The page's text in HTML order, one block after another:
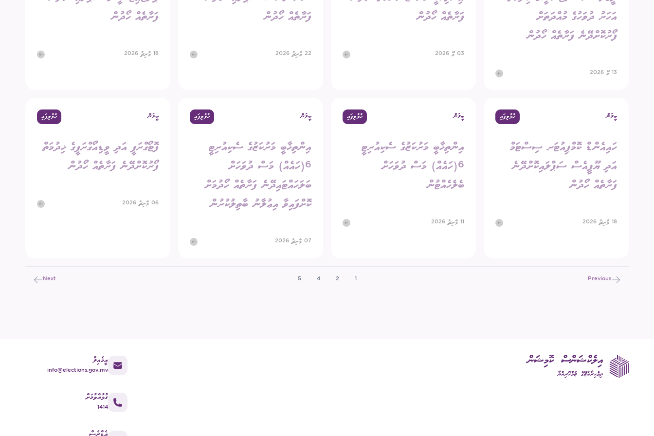
އަހަރު ދުވަހުގެ މުއްދަތަށް
ފޯރުކޮށްދޭނެ ފަރާތެއް ހޯދުން
13 މޭ 2026
ފަރާތެއް ހޯދުން
03 މޭ 2026
ފަރާތެއް ހޯދުން
22 މާރިޗު 2026
ފަރާތެއް ހޯދުން
18 މާރިޗު 2026
ބީލަން ހުޅުވިފައި
ހައިއެންޑް ކޮމްޕިއުޓަރ ސިސްޓަމް
އަދި ޔޫޕީއެސް ސަޕްލައިކޮށްދޭނެ
ފަރާތެއް ހޯދުން
18 މާރިޗު 2026
ބީލަން ހުޅުވިފައި
އިންތިޚާބީ މަރުކަޒުގެ ސެކިއުރިޓީ
6(ހައެއް) މަސް ދުވަހަށް
ބެލެހެއްޓުން
11 މާރިޗު 2026
ބީލަން ހުޅުވިފައި
އިންތިޚާބީ މަރުކަޒުގެ ސެކިއުރިޓީ
6(ހައެއް) މަސް ދުވަހަށް
ބަލަހައްޓައިދޭނެ ފަރާތެއް ހޯދުމަށް
ކޮށްފައިވާ އިޢުލާނު ބާޠިލުކުރުން
07 މާރިޗު 2026
ބީލަން ހުޅުވިފައި
ފޮޓޯގްރަފީ އަދި ވީޑިއޯގްރަފީގެ ޚިދުމަތް
ފޯރުކޮށްދޭނެ ފަރާތެއް ހޯދުން
06 މާރިޗު 2026
Previous
1
2
4
5
Next
އީމެއިލް
info@elections.gov.mv
ގުޅުއްވުމަށް
1414
އެޑްރެސް